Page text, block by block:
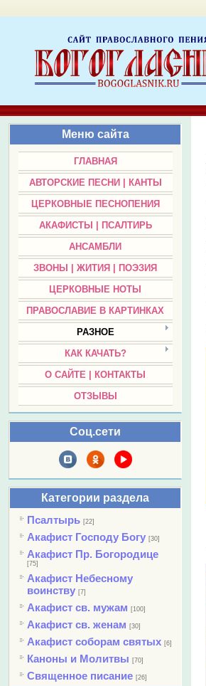
Меню сайта
ГЛАВНАЯ
АВТОРСКИЕ ПЕСНИ | КАНТЫ
ЦЕРКОВНЫЕ ПЕСНОПЕНИЯ
АКАФИСТЫ | ПСАЛТИРЬ
АНСАМБЛИ
ЗВОНЫ | ЖИТИЯ | ПОЭЗИЯ
ЦЕРКОВНЫЕ НОТЫ
ПРАВОСЛАВИЕ В КАРТИНКАХ
РАЗНОЕ
КАК КАЧАТЬ?
О САЙТЕ | КОНТАКТЫ
ОТЗЫВЫ
Соц.сети
Категории раздела
Псалтырь [22]
Акафист Господу Богу [30]
Акафист Пр. Богородице
[75]
Акафист Небесному
воинству [7]
Акафист св. мужам [100]
Акафист св. женам [30]
Акафист соборам святых [6]
Каноны и Молитвы [70]
Священное писание [26]